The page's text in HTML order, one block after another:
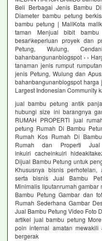
Beli Berbagai Jenis Bambu
Diameter bambu petung
bambu petung | MallKota
taman Menjual bibit
besar\keperluan proyek dan
Petung, Wulung,
bahanbangunanblogspot › ›
tanaman jenis rumput
jenis Petung, Wulung dan
bahanbangunanblogspot harga
Largest Indonesian Community
jual bambu petung antik
hubungi size ini barangnya
RUMAH PROPERTI jual
petung Rumah Di Bambu
Rumah Kos Rumah Di
Rumah dan Properti
inkuiri cacheinkuiri
Dijual Bambu Petung untuk
Khususnya bisnis perhotelan,
serta bisnis Jual Bambu
Minimalis liputanrumah
Bambu Petung Gambar dan
Rumah Sederhana Gambar
Jual Bambu Petung Video Foto
artikel jual bambu petung
poin internal amatan mewakili
bergerak